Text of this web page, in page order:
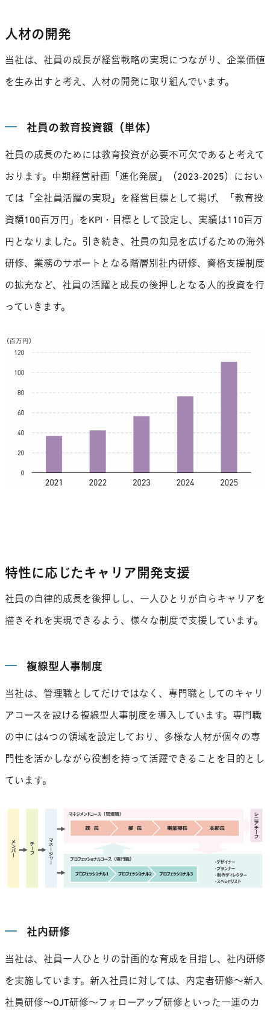
人材の開発
当社は、社員の成長が経営戦略の実現につながり、企業価値
を生み出すと考え、人材の開発に取り組んでいます。
社員の教育投資額（単体）
社員の成長のためには教育投資が必要不可欠であると考えて
おります。中期経営計画「進化発展」（2023-2025）におい
ては「全社員活躍の実現」を経営目標として掲げ、「教育投
資額100百万円」をKPI・目標として設定し、実績は110百万
円となりました。引き続き、社員の知見を広げるための海外
研修、業務のサポートとなる階層別社内研修、資格支援制度
の拡充など、社員の活躍と成長の後押しとなる人的投資を行
っていきます。
特性に応じたキャリア開発支援
社員の自律的成長を後押しし、一人ひとりが自らキャリアを
描きそれを実現できるよう、様々な制度で支援しています。
複線型人事制度
当社は、管理職としてだけではなく、専門職としてのキャリ
アコースを設ける複線型人事制度を導入しています。専門職
の中には4つの領域を設定しており、多様な人材が個々の専
門性を活かしながら役割を持って活躍できることを目的とし
ています。
社内研修
当社は、社員一人ひとりの計画的な育成を目指し、社内研修
を実施しています。新入社員に対しては、内定者研修～新入
社員研修～OJT研修～フォローアップ研修といった一連のカ